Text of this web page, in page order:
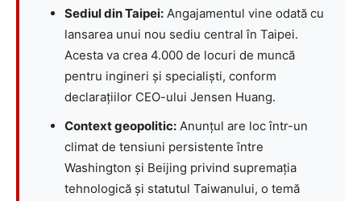
Sediul din Taipei: Angajamentul vine odată cu
lansarea unui nou sediu central în Taipei.
Acesta va crea 4.000 de locuri de muncă
pentru ingineri și specialiști, conform
declarațiilor CEO-ului Jensen Huang.
Context geopolitic: Anunțul are loc într-un
climat de tensiuni persistente între
Washington și Beijing privind supremația
tehnologică și statutul Taiwanului, o temă